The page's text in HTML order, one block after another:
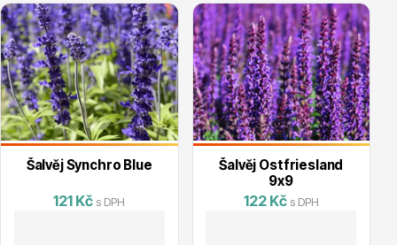
Plazivé rostliny
Popínavé rostliny
Šalvěj Synchro Blue
121 Kč s DPH
Šalvěj Ostfriesland
9x9
122 Kč s DPH